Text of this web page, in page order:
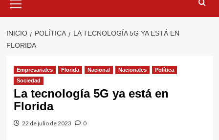
primario
INICIO POLÍTICA
LA TECNOLOGÍA 5G YA ESTÁ EN
FLORIDA
Empresariales Florida Nacional Nacionales
Política
Sociedad
La tecnología 5G ya está en
Florida
22 de julio de 2023 0